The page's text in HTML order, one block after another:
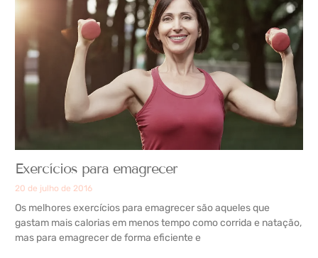
Exercícios para emagrecer
20 de julho de 2016
Os melhores exercícios para emagrecer são aqueles que
gastam mais calorias em menos tempo como corrida e natação,
mas para emagrecer de forma eficiente e